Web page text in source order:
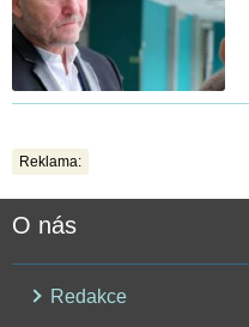
Reklama:
O nás
Redakce